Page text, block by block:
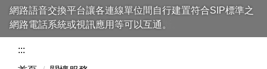
網路語音交換平台讓各連線單位間自行建置符合SIP標準之
網路電話系統或視訊應用等可以互通。
:::